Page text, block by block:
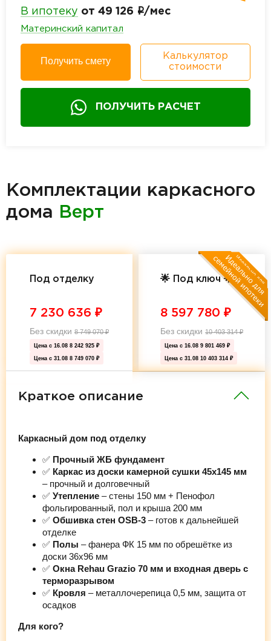
В ипотеку от 49 126 i/мес
Материнский капитал
Получить смету
Калькулятор
стоимости
ПОЛУЧИТЬ РАСЧЕТ
Комплектации каркасного
дома
Верт
Под отделку
7 230 636 ₽
Без скидки 8 749 070₽
Цена с 16.08 8 242 925 ₽
Цена с 31.08 8 749 070 ₽
🌟 Под ключ 🌟
8 597 780 ₽
Без скидки 10 403 314₽
Цена с 16.08 9 801 469 ₽
Цена с 31.08 10 403 314 ₽
Краткое описание
Каркасный дом под отделку
✅ Прочный ЖБ фундамент
✅ Каркас из доски камерной сушки 45х145 мм
– прочный и долговечный
✅ Утепление – стены 150 мм + Пенофол
фольгированный, пол и крыша 200 мм
✅ Обшивка стен OSB-3 – готов к дальнейшей
отделке
✅ Полы – фанера ФК 15 мм по обрешётке из
доски 36х96 мм
✅ Окна Rehau Grazio 70 мм и входная дверь с
терморазрывом
✅ Кровля – металлочерепица 0,5 мм, защита от
осадков
Для кого?